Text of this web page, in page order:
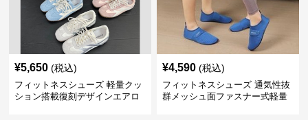
¥5,650 (税込)
フィットネスシューズ 軽量クッ
ション搭載復刻デザインエアロ
¥4,590 (税込)
フィットネスシューズ 通気性抜
群メッシュ面ファスナー式軽量